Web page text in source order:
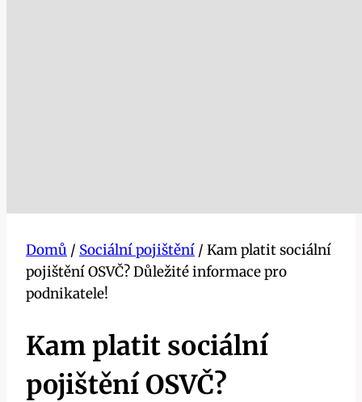
Domů / Sociální pojištění / Kam platit sociální
pojištění OSVČ? Důležité informace pro
podnikatele!
Kam platit sociální
pojištění OSVČ?